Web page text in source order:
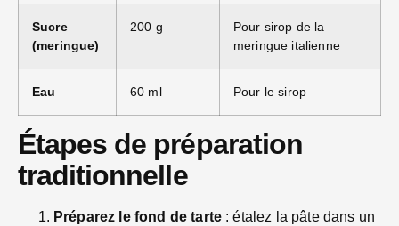
Sucre
(meringue)
200 g
Pour sirop de la
meringue italienne
Eau 60 ml Pour le sirop
Étapes de préparation
traditionnelle
Préparez le fond de tarte : étalez la pâte dans un